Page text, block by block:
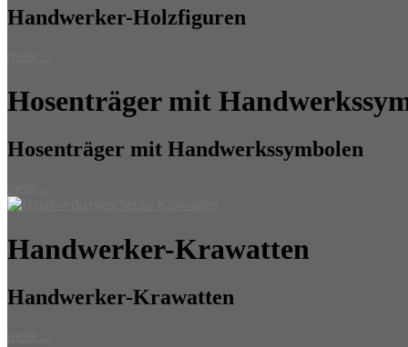
Handwerker-Holzfiguren
Hosenträger mit
Hosenträger mit Handwerkssymbolen
Handwerker-Krawatten
Handwerker-Krawatten